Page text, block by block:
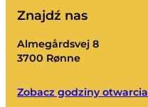
Znajdź nas
Almegårdsvej 8
3700 Rønne
Zobacz godziny otwarcia